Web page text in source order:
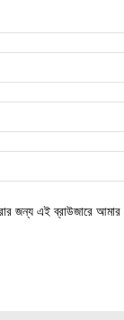
জন্য এই ব্রাউজারে